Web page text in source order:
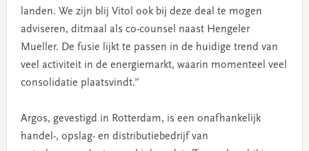
landen. We zijn blij Vitol ook bij deze deal te mogen
adviseren, ditmaal als co-counsel naast Hengeler
Mueller. De fusie lijkt te passen in de huidige trend van
veel activiteit in de energiemarkt, waarin momenteel veel
consolidatie plaatsvindt.”
Argos, gevestigd in Rotterdam, is een onafhankelijk
handel-, opslag- en distributiebedrijf van